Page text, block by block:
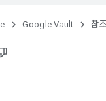
Google Vault 참조